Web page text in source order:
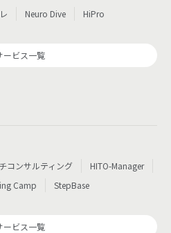
Neuro Dive HiPro
ービス一覧
コンサルティング
HITO-Manager
Camp StepBase
ービス一覧